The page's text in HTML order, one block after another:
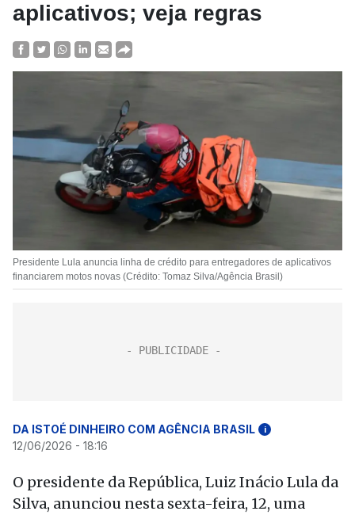
aplicativos; veja regras
Presidente Lula anuncia linha de crédito para entregadores de aplicativos
financiarem motos novas (Crédito: Tomaz Silva/Agência Brasil)
DA ISTOÉ DINHEIRO COM AGÊNCIA BRASIL i
12/06/2026 - 18:16
O presidente da República, Luiz Inácio Lula da
Silva, anunciou nesta sexta-feira, 12, uma